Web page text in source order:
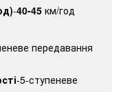
-40-45 км/год
передавання
-5-ступеневе